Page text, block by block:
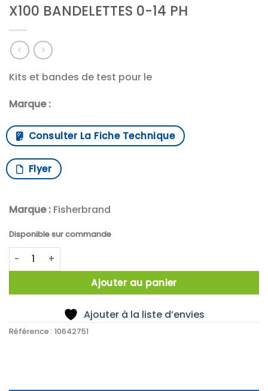
X100 BANDELETTES 0-14 PH
Kits et bandes de test pour le
Marque :
Consulter La Fiche Technique
Flyer
Marque : Fisherbrand
Disponible sur commande
quantité de X100 BANDELETTES 0-14 PH
Ajouter au panier
Ajouter à la liste d’envies
Référence : 10642751